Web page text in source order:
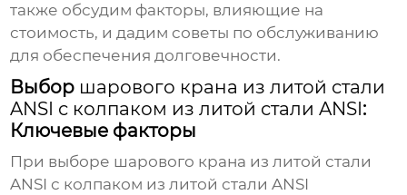
также обсудим факторы, влияющие на
стоимость, и дадим советы по обслуживанию
для обеспечения долговечности.
Выбор шарового крана из литой стали
ANSI с колпаком из литой стали ANSI :
Ключевые факторы
При выборе шарового крана из литой стали
ANSI с колпаком из литой стали ANSI